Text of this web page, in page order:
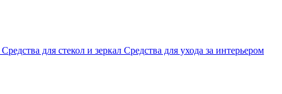
Средства для стекол и зеркал Средства для ухода за интерьером